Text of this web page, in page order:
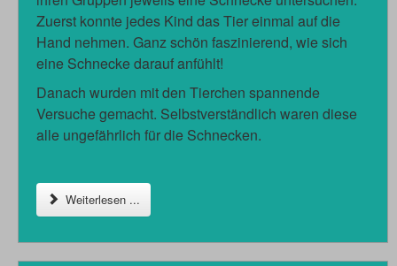
Zuerst konnte jedes Kind das Tier einmal auf die
Hand nehmen. Ganz schön faszinierend, wie sich
eine Schnecke darauf anfühlt!
Danach wurden mit den Tierchen spannende
Versuche gemacht. Selbstverständlich waren diese
alle ungefährlich für die Schnecken.
Weiterlesen ...